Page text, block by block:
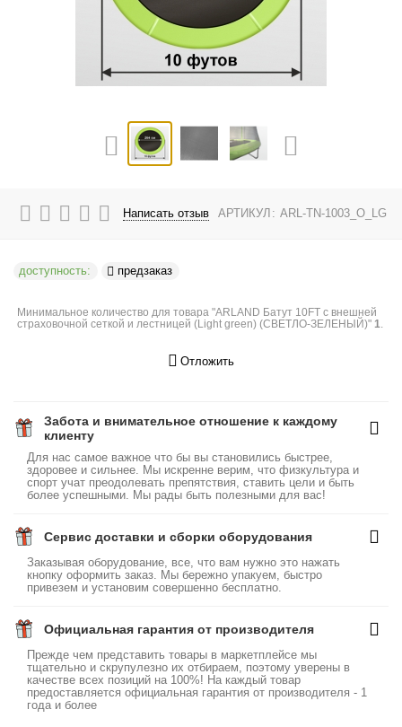
Написать отзыв АРТИКУЛ: ARL-TN-1003_O_LG
доступность: предзаказ
Минимальное количество для товара "ARLAND Батут 10FT с внешней
страховочной сеткой и лестницей (Light green) (СВЕТЛО-ЗЕЛЕНЫЙ)"1.
Отложить
Забота и внимательное отношение к каждому
клиенту
Для нас самое важное что бы вы становились быстрее,
здоровее и сильнее. Мы искренне верим, что физкультура и
спорт учат преодолевать препятствия, ставить цели и быть
более успешными. Мы рады быть полезными для вас!
Сервис доставки и сборки оборудования
Заказывая оборудование, все, что вам нужно это нажать
кнопку оформить заказ. Мы бережно упакуем, быстро
привезем и установим совершенно бесплатно.
Официальная гарантия от производителя
Прежде чем представить товары в маркетплейсе мы
тщательно и скрупулезно их отбираем, поэтому уверены в
качестве всех позиций на 100%! На каждый товар
предоставляется официальная гарантия от производителя - 1
года и более